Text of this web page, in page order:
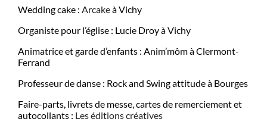
Wedding cake : Arcakeà Vichy
Organiste pour l’église : Lucie Droy à Vichy
Animatrice et garde d’enfants : Anim’môm à Clermont-
Ferrand
Professeur de danse : Rock and Swing attitude à Bourges
Faire-parts, livrets de messe, cartes de remerciement et
autocollants : Les éditions créatives